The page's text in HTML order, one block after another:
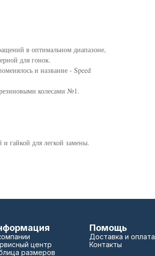
в оптимальном диапазоне,
для гонок.
и название - Speed
резиновыми колесами №1.
гайкой для легкой замены.
центр
размеров
Помощь
Доставка и оплата
Контакты